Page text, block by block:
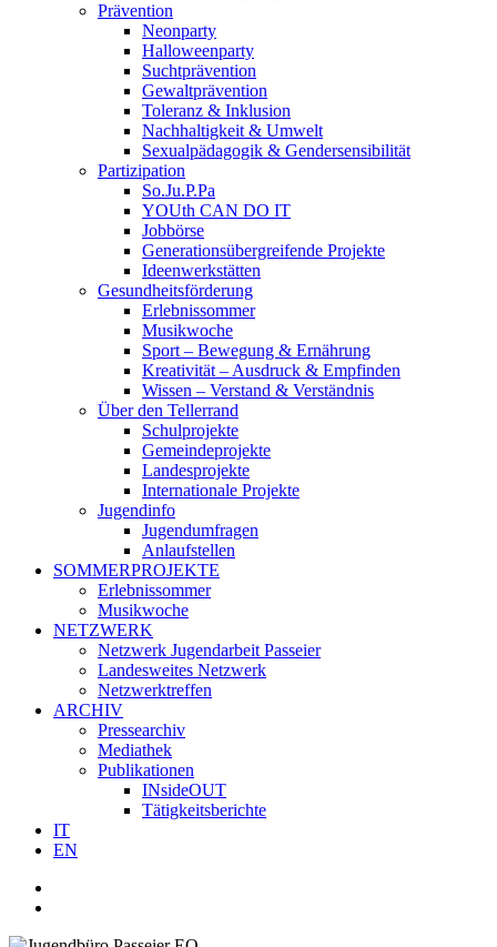
Prävention
Neonparty
Halloweenparty
Suchtprävention
Gewaltprävention
Toleranz & Inklusion
Nachhaltigkeit & Umwelt
Sexualpädagogik & Gendersensibilität
Partizipation
So.Ju.P.Pa
YOUth CAN DO IT
Jobbörse
Generationsübergreifende Projekte
Ideenwerkstätten
Gesundheitsförderung
Erlebnissommer
Musikwoche
Sport – Bewegung & Ernährung
Kreativität – Ausdruck & Empfinden
Wissen – Verstand & Verständnis
Über den Tellerrand
Schulprojekte
Gemeindeprojekte
Landesprojekte
Internationale Projekte
Jugendinfo
Jugendumfragen
Anlaufstellen
SOMMERPROJEKTE
Erlebnissommer
Musikwoche
NETZWERK
Netzwerk Jugendarbeit Passeier
Landesweites Netzwerk
Netzwerktreffen
ARCHIV
Pressearchiv
Mediathek
Publikationen
INsideOUT
Tätigkeitsberichte
IT
EN